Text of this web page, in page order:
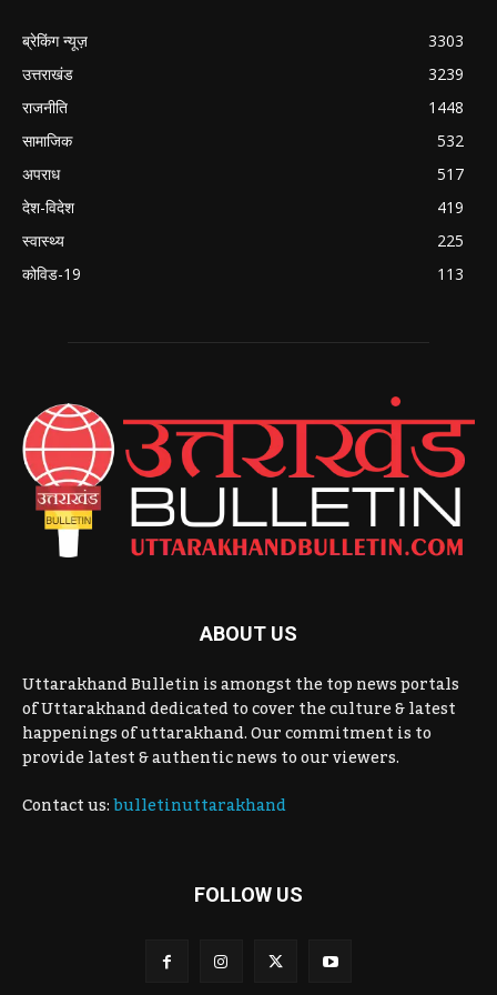
ब्रेकिंग न्यूज़
3303
उत्तराखंड
3239
राजनीति
1448
सामाजिक
532
अपराध
517
देश-विदेश
419
स्वास्थ्य
225
कोविड-19
113
ABOUT US
Uttarakhand Bulletin is amongst the top news portals
of Uttarakhand dedicated to cover the culture & latest
happenings of uttarakhand. Our commitment is to
provide latest & authentic news to our viewers.
Contact us:bulletinuttarakhand
FOLLOW US